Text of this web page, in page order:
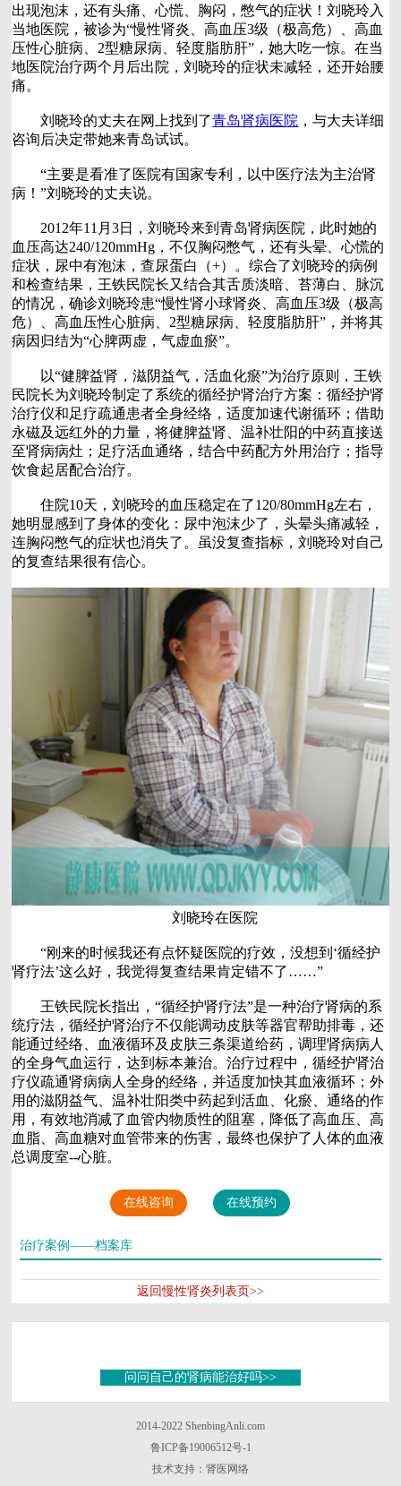
出现泡沫，还有头痛、心慌、胸闷，憋气的症状！刘晓玲入
当地医院，被诊为“慢性肾炎、高血压3级（极高危）、高血
压性心脏病、2型糖尿病、轻度脂肪肝”，她大吃一惊。在当
地医院治疗两个月后出院，刘晓玲的症状未减轻，还开始腰
痛。
刘晓玲的丈夫在网上找到了青岛肾病医院 ，与大夫详细
咨询后决定带她来青岛试试。
“主要是看准了医院有国家专利，以中医疗法为主治肾
病！”刘晓玲的丈夫说。
2012年11月3日，刘晓玲来到青岛肾病医院，此时她的
血压高达240/120mmHg，不仅胸闷憋气，还有头晕、心慌的
症状，尿中有泡沫，查尿蛋白（+）。综合了刘晓玲的病例
和检查结果，王铁民院长又结合其舌质淡暗、苔薄白、脉沉
的情况，确诊刘晓玲患“慢性肾小球肾炎、高血压3级（极高
危）、高血压性心脏病、2型糖尿病、轻度脂肪肝”，并将其
病因归结为“心脾两虚，气虚血瘀”。
以“健脾益肾，滋阴益气，活血化瘀”为治疗原则，王铁
民院长为刘晓玲制定了系统的循经护肾治疗方案：循经护肾
治疗仪和足疗疏通患者全身经络，适度加速代谢循环；借助
永磁及远红外的力量，将健脾益肾、温补壮阳的中药直接送
至肾病病灶；足疗活血通络，结合中药配方外用治疗；指导
饮食起居配合治疗。
住院10天，刘晓玲的血压稳定在了120/80mmHg左右，
她明显感到了身体的变化：尿中泡沫少了，头晕头痛减轻，
连胸闷憋气的症状也消失了。虽没复查指标，刘晓玲对自己
的复查结果很有信心。
刘晓玲在医院
“刚来的时候我还有点怀疑医院的疗效，没想到‘循经护
肾疗法’这么好，我觉得复查结果肯定错不了……”
王铁民院长指出，“循经护肾疗法”是一种治疗肾病的系
统疗法，循经护肾治疗不仅能调动皮肤等器官帮助排毒，还
能通过经络、血液循环及皮肤三条渠道给药，调理肾病病人
的全身气血运行，达到标本兼治。治疗过程中，循经护肾治
疗仪疏通肾病病人全身的经络，并适度加快其血液循环；外
用的滋阴益气、温补壮阳类中药起到活血、化瘀、通络的作
用，有效地消减了血管内物质性的阻塞，降低了高血压、高
血脂、高血糖对血管带来的伤害，最终也保护了人体的血液
总调度室--心脏。
在线咨询 在线预约
治疗案例——档案库
返回慢性肾炎列表页>>
问问自己的肾病能治好吗>>
2014-2022 ShenbingAnli.com
鲁ICP备19006512号-1
技术支持：肾医网络